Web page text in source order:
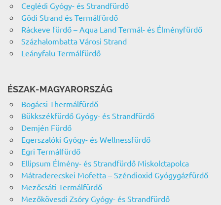
Ceglédi Gyógy- és Strandfürdő
Gödi Strand és Termálfürdő
Ráckeve fürdő – Aqua Land Termál- és Élményfürdő
Százhalombatta Városi Strand
Leányfalu Termálfürdő
ÉSZAK-MAGYARORSZÁG
Bogácsi Thermálfürdő
Bükkszékfürdő Gyógy- és Strandfürdő
Demjén Fürdő
Egerszalóki Gyógy- és Wellnessfürdő
Egri Termálfürdő
Ellipsum Élmény- és Strandfürdő Miskolctapolca
Mátraderecskei Mofetta – Széndioxid Gyógygázfürdő
Mezőcsáti Termálfürdő
Mezőkövesdi Zsóry Gyógy- és Strandfürdő